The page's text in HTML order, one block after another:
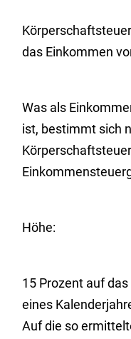
das Einkommen
Was als
ist, bestimmt sich
Höhe:
15 Prozent auf
eines
Auf die so